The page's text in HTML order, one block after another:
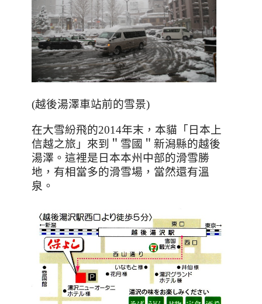
(越後湯澤車站前的雪景)
在大雪紛飛的2014年末，本貓「日本上
信越之旅」來到＂雪國＂新潟縣的越後
湯澤。這裡是日本本州中部的滑雪勝
地，有相當多的滑雪場，當然還有溫
泉。